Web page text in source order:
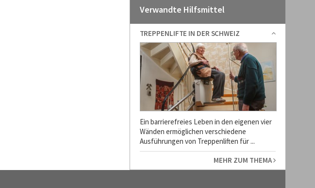
Verwandte Hilfsmittel
TREPPENLIFTE IN DER SCHWEIZ
Ein barrierefreies Leben in den eigenen vier
Wänden ermöglichen verschiedene
Ausführungen von Treppenliften für ...
MEHR ZUM THEMA